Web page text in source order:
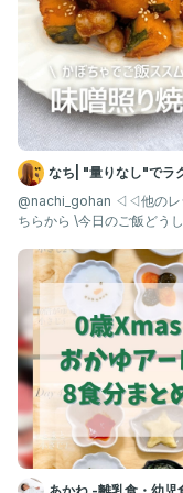
なち| "量りなし"でラ
はん
@nachi_gohan ◁◁他のレ
ちらから \今日のご飯どう